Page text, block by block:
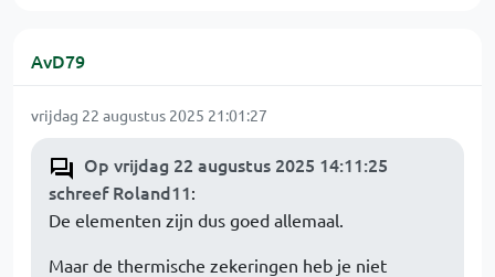
AvD79
vrijdag 22 augustus 2025 21:01:27
Op vrijdag 22 augustus 2025 14:11:25
schreef Roland11:
De elementen zijn dus goed allemaal.
Maar de thermische zekeringen heb je niet